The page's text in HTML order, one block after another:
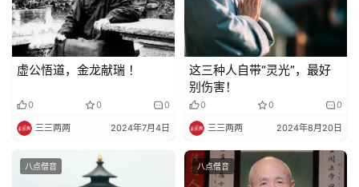
虚公悟道，金龙献瑞 ！
0 0 0
三三两两 2024年7月4日
这三种人自带“灵光”，最好
别伤害！
0 0 0
三三两两 2024年8月20日
八点僧音 八点僧音